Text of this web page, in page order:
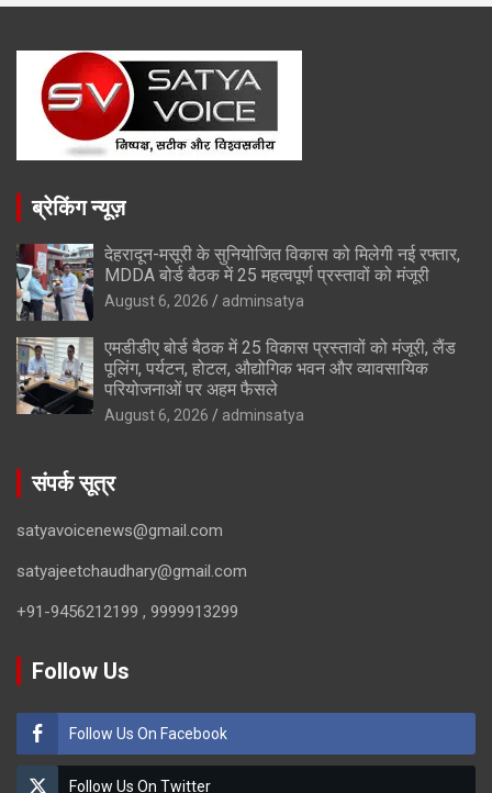
ब्रेकिंग न्यूज़
देहरादून-मसूरी के सुनियोजित विकास को मिलेगी नई रफ्तार,
MDDA बोर्ड बैठक में 25 महत्वपूर्ण प्रस्तावों को मंजूरी
August 6, 2026 adminsatya
एमडीडीए बोर्ड बैठक में 25 विकास प्रस्तावों को मंजूरी, लैंड
पूलिंग, पर्यटन, होटल, औद्योगिक भवन और व्यावसायिक
परियोजनाओं पर अहम फैसले
August 6, 2026 adminsatya
संपर्क सूत्र
satyavoicenews@gmail.com
satyajeetchaudhary@gmail.com
+91-9456212199 , 9999913299
Follow Us
Follow Us On Facebook
Follow Us On Twitter